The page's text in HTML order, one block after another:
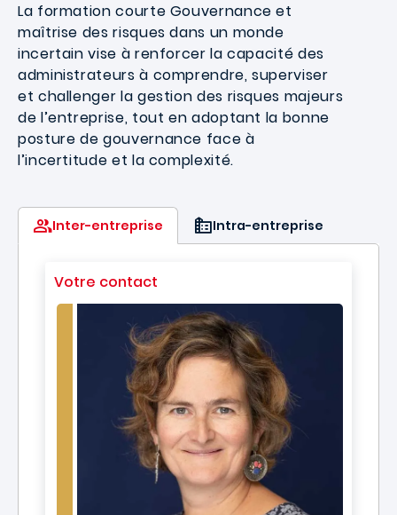
La formation courte Gouvernance et
maîtrise des risques dans un monde
incertainvise à renforcer la capacité des
administrateurs à comprendre, superviser
et challenger la gestion des risques majeurs
de l’entreprise, tout en adoptant la bonne
posture de gouvernance face à
l’incertitude et la complexité.
Inter-entreprise Intra-entreprise
Votre contact